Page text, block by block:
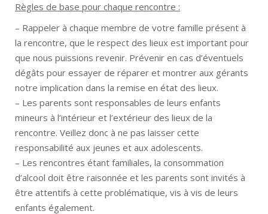
Règles de base pour chaque rencontre :
– Rappeler à chaque membre de votre famille présent à
la rencontre, que le respect des lieux est important pour
que nous puissions revenir. Prévenir en cas d’éventuels
dégâts pour essayer de réparer et montrer aux gérants
notre implication dans la remise en état des lieux.
– Les parents sont responsables de leurs enfants
mineurs à l’intérieur et l’extérieur des lieux de la
rencontre. Veillez donc à ne pas laisser cette
responsabilité aux jeunes et aux adolescents.
– Les rencontres étant familiales, la consommation
d’alcool doit être raisonnée et les parents sont invités à
être attentifs à cette problématique, vis à vis de leurs
enfants également.